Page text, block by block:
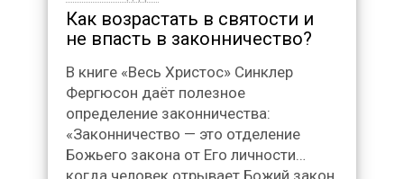
Как возрастать в святости и
не впасть в законничество?
В книге «Весь Христос» Синклер
Фергюсон даёт полезное
определение законничества:
«Законничество — это отделение
Божьего закона от Его личности…
когда человек отрывает Божий закон